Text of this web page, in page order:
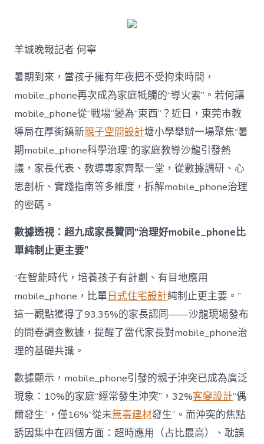
治
理
難
題？
讓
mobilJIUYI
俱
意
空
間
設
成
為
東
西”，
而
非
“家
庭
中
羊城晚報記者 何寧
暑期到來，當孩子擁有年夜把不受拘束時間，
mobile_phone再次成為家庭牴觸的“導火索”。若何讓
mobile_phone從“戰場”變為“東西”？近日，東莞市教
導局在厚街鎮新親子空間設計塘小學舉辦一場聚焦“暑
期mobile_phone科學治理”的家庭教導沙龍引發熱
議，家長代表、教導專家齊聚一堂，從數據調研、心
思剖析、實踐指南等多維度，拆解mobile_phone治理
的密碼。
數據透視：超九成家長贊同“治理好mobile_phone比
單純制止更主要”
“在智能時代，培養孩子有計劃、有目地應用
mobile_phone，比單日式住宅設計純制止更主要。”
這一觀點獲得了93.35%的家長認同——沙龍現場發布
的問卷調查數據，提醒了當代家長對mobile_phone治
理的基礎共識。
數據顯示，mobile_phone引發的親子沖突已成為廣泛
現象：10%的家庭“經常發生沖突”，32%客變設計“偶
爾發生”，僅16%“從未無毒建材發生”。而沖突的焦點
誘因集中在四個方面：超時應用（占比最高）、耽誤